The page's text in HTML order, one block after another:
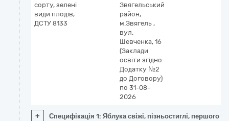
сорту, зелені
види плодів,
ДСТУ 8133
Звягельський
район,
м.Звягель ,
вул.
Шевченка, 16
(Заклади
освіти згідно
Додатку №2
до Договору)
по 31-08-
2026
+ Специфікація 1: Яблука свіжі, пізньостиглі, першого